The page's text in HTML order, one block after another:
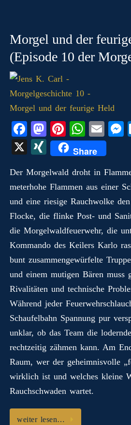
Morgel und der
(Episode 10 der
Fa
ce
bo
ok
M
as
to
do
n
Pi
nt
er
es
t
W
ha
ts
A
pp
E
m
ail
X
X
N
G
Share
Der Morgelwald droht in
meterhohe Flammen aus einer
und eine riesige Rauchwolke
Flocke, die flinke Post- und
die Morgelwaldfeuerwehr, die
Kommando des Keilers Karlo
bunt zusammengewürfelte
und einem mutigen Bären muss
Rivalitäten und technische
Während jeder
Schaufelbahn Spannung pur
unklar, ob das Team die
rechtzeitig zähmen kann. Am
Raum, wer der geheimnisvolle
wirklich ist und welches kleine
Rauchschwaden wartet.
weiter lesen…